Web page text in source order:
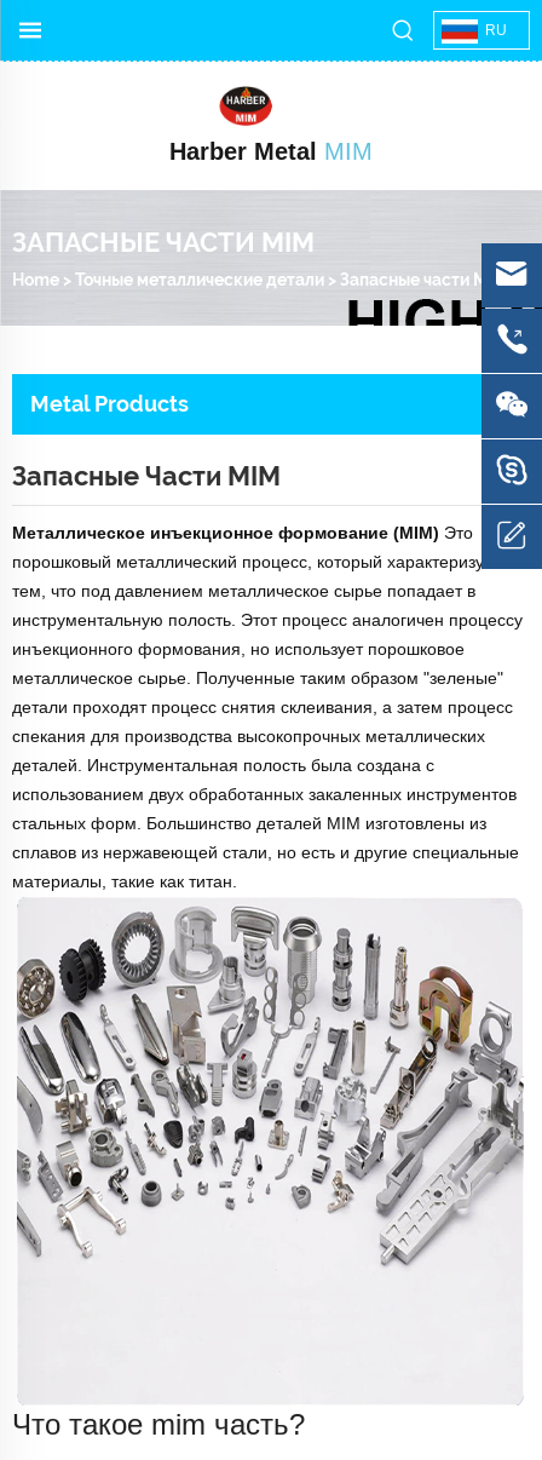
RU
Harber Metal MIM
ЗАПАСНЫЕ ЧАСТИ MIM
Home >Точные металлические детали > Запасные части MIM
Metal Products
Запасные Части MIM
Металлическое инъекционное формование (MIM) Это
порошковый металлический процесс, который характеризуется
тем, что под давлением металлическое сырье попадает в
инструментальную полость. Этот процесс аналогичен процессу
инъекционного формования, но использует порошковое
металлическое сырье. Полученные таким образом "зеленые"
детали проходят процесс снятия склеивания, а затем процесс
спекания для производства высокопрочных металлических
деталей. Инструментальная полость была создана с
использованием двух обработанных закаленных инструментов
стальных форм. Большинство деталей MIM изготовлены из
сплавов из нержавеющей стали, но есть и другие специальные
материалы, такие как титан.
Что такое mim часть?